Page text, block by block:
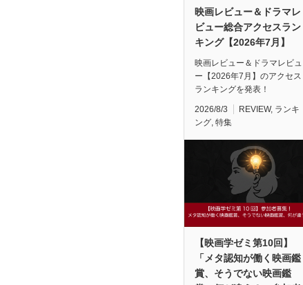
映画レビュー＆ドラマレ
ビュー総合アクセスラン
キング【2026年7月】
映画レビュー＆ドラマレビュ
ー【2026年7月】のアクセス
ランキングを発表！
2026/8/3 REVIEW, ランキ
ング, 特集
【映画学ゼミ第10回】
「メタ認知が働く映画鑑
賞、そうでない映画鑑